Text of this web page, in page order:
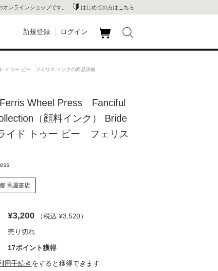
ンラインショップです。 はじめての方はこちら
蔦
新規登録 ログイン
ゥー ビー フェリス インクの商品詳細
Wheel Press Fanciful
（顔料インク） Bride
イド トゥー ビー フェリス
蔦屋書店
¥3,200 （税込 ¥3,520）
売り切れ
17ポイント獲得
用手続き をすると獲得できます